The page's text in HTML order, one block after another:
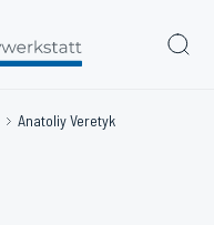
Anatoliy Veretyk